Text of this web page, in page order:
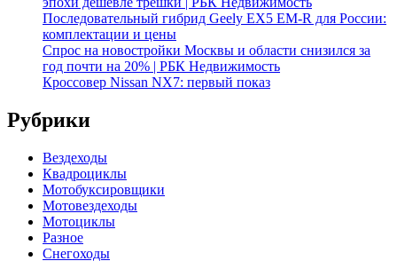
Последовательный гибрид Geely EX5 EM-R для России:
комплектации и цены
Спрос на новостройки Москвы и области снизился за
год почти на 20% | РБК Недвижимость
Кроссовер Nissan NX7: первый показ
Рубрики
Вездеходы
Квадроциклы
Мотобуксировщики
Мотовездеходы
Мотоциклы
Разное
Снегоходы